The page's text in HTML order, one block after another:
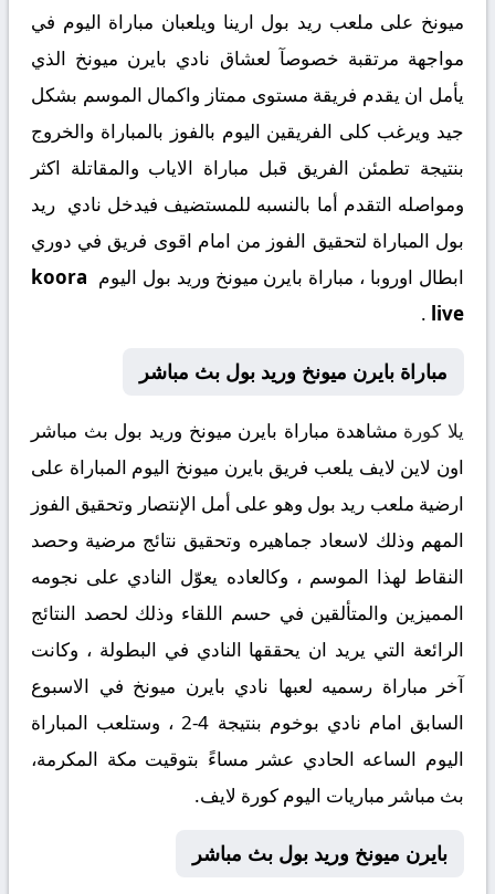
ميونخ على ملعب ريد بول ارينا ويلعبان مباراة اليوم في
مواجهة مرتقبة خصوصآ لعشاق نادي بايرن ميونخ الذي
يأمل ان يقدم فريقة مستوى ممتاز واكمال الموسم بشكل
جيد ويرغب كلى الفريقين اليوم بالفوز بالمباراة والخروج
بنتيجة تطمئن الفريق قبل مباراة الاياب والمقاتلة اكثر
ومواصله التقدم أما بالنسبه للمستضيف فيدخل نادي ريد
بول المباراة لتحقيق الفوز من امام اقوى فريق في دوري
ابطال اوروبا ، مباراة بايرن ميونخ وريد بول اليوم koora
live
.
مباراة بايرن ميونخ وريد بول بث مباشر
يلا كورة مشاهدة مباراة بايرن ميونخ وريد بول بث مباشر
اون لاين لايف يلعب فريق بايرن ميونخ اليوم المباراة على
ارضية ملعب ريد بول وهو على أمل الإنتصار وتحقيق الفوز
المهم وذلك لاسعاد جماهيره وتحقيق نتائج مرضية وحصد
النقاط لهذا الموسم ، وكالعاده يعوّل النادي على نجومه
المميزين والمتألقين في حسم اللقاء وذلك لحصد النتائج
الرائعة التي يريد ان يحققها النادي في البطولة ، وكانت
آخر مباراة رسميه لعبها نادي بايرن ميونخ في الاسبوع
السابق امام نادي بوخوم بنتيجة 4-2 ، وستلعب المباراة
اليوم الساعه الحادي عشر مساءً بتوقيت مكة المكرمة،
بث مباشر مباريات اليوم كورة لايف.
بايرن ميونخ وريد بول بث مباشر